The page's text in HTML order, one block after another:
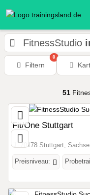
FitnessStudio
Filtern
0
51
Fit/One Stuttgart
70178 Stuttgart,
Preisniveau: